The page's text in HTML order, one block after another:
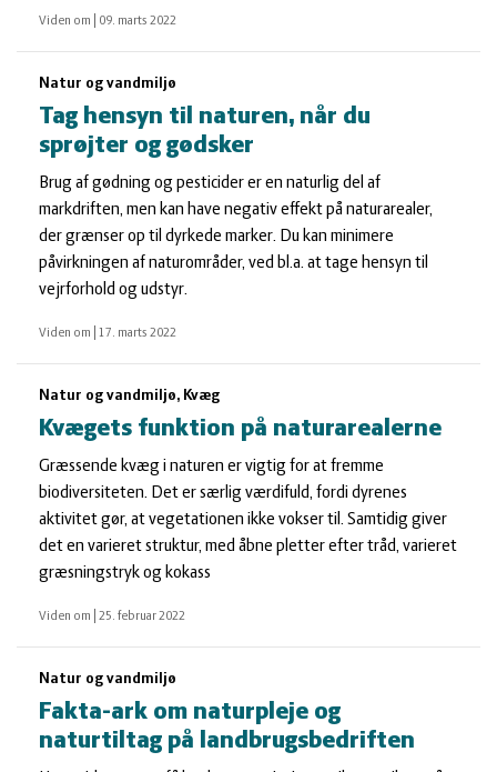
Viden om 09. marts 2022
Natur og vandmiljø
Tag hensyn til naturen, når du
sprøjter og gødsker
Brug af gødning og pesticider er en naturlig del af
markdriften, men kan have negativ effekt på naturarealer,
der grænser op til dyrkede marker. Du kan minimere
påvirkningen af naturområder, ved bl.a. at tage hensyn til
vejrforhold og udstyr.
Viden om 17. marts 2022
Natur og vandmiljø, Kvæg
Kvægets funktion på naturarealerne
Græssende kvæg i naturen er vigtig for at fremme
biodiversiteten. Det er særlig værdifuld, fordi dyrenes
aktivitet gør, at vegetationen ikke vokser til. Samtidig giver
det en varieret struktur, med åbne pletter efter tråd, varieret
græsningstryk og kokass
Viden om 25. februar 2022
Natur og vandmiljø
Fakta-ark om naturpleje og
naturtiltag på landbrugsbedriften